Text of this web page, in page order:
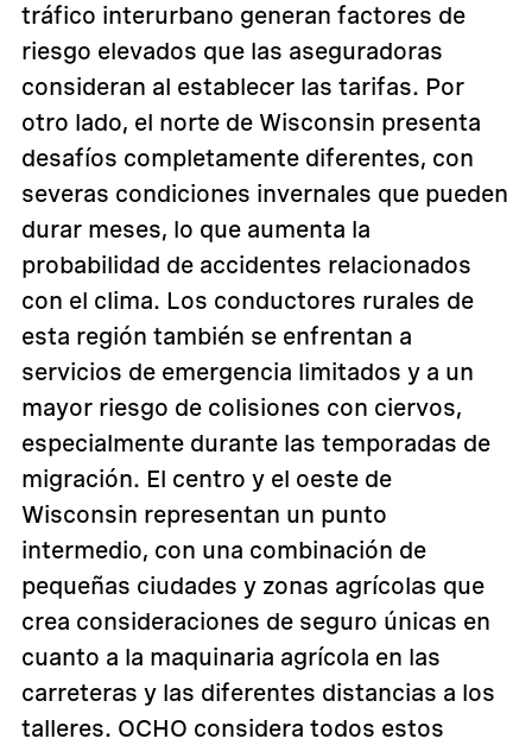
tráfico interurbano generan factores de
riesgo elevados que las aseguradoras
consideran al establecer las tarifas. Por
otro lado, el norte de Wisconsin presenta
desafíos completamente diferentes, con
severas condiciones invernales que pueden
durar meses, lo que aumenta la
probabilidad de accidentes relacionados
con el clima. Los conductores rurales de
esta región también se enfrentan a
servicios de emergencia limitados y a un
mayor riesgo de colisiones con ciervos,
especialmente durante las temporadas de
migración. El centro y el oeste de
Wisconsin representan un punto
intermedio, con una combinación de
pequeñas ciudades y zonas agrícolas que
crea consideraciones de seguro únicas en
cuanto a la maquinaria agrícola en las
carreteras y las diferentes distancias a los
talleres. OCHO considera todos estos